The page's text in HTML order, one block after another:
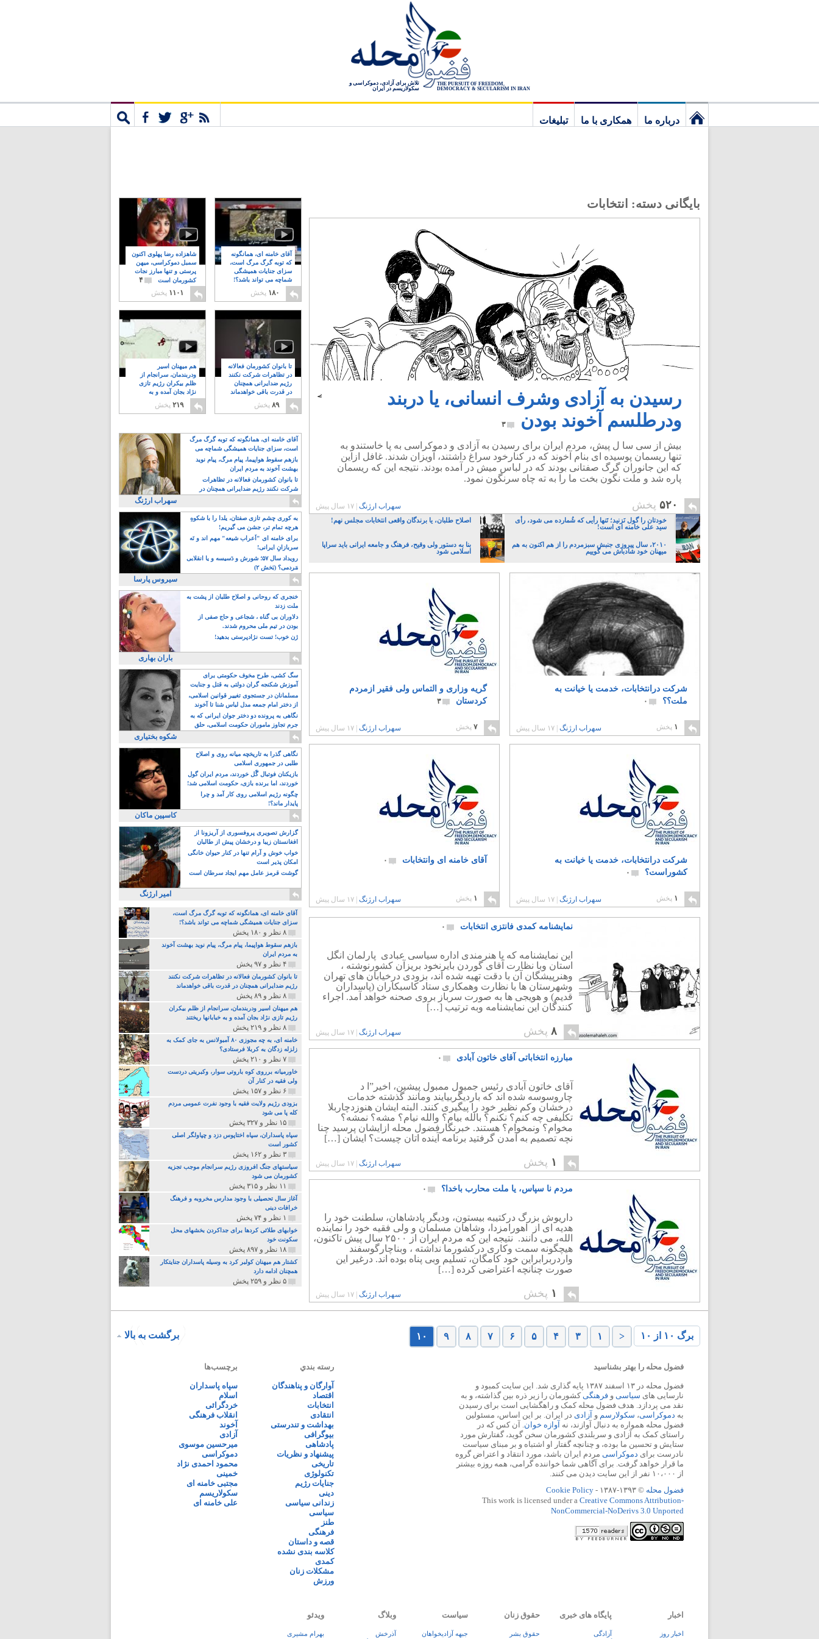
THE PURSUIT OF FREEDOM,
DEMOCRACY & SECULARISM IN IRAN
تلاش برای آزادی، دموکراسی و
سکولاریسم در ایران
درباره ما همکاری با ما
تبلیغات
بایگانی دسته: انتخابات
رسیدن به آزادی وشرف انسانی، یا دربند
ودرطلسم آخوند بودن
۳
بیش از سی سا ل پیش، مردم ایران برای رسیدن به آزادی و دموکراسی به پا خاستندو به
تنها ریسمان پوسیده ای بنام آخوند که در کنارخود سراغ داشتند، آویزان شدند. غافل ازاین
که این جانوران گرگ صفتانی بودند که در لباس میش در آمده بودند. نتیجه این که ریسمان
پاره شد و ملت نگون بخت ما را به ته چاه سرنگون نمود.
۵۲۰ پخش سهراب ارژنگ ۱۷ سال پیش
خودتان را گول نَزنید؛ تَنها رأیی که شُمارده می شود، رأی
سید علی خامنه ای است!
اصلاح طلبان، یا برندگان واقعی انتخابات مجلس نهم!
۲۰۱۰، سال پیروزی جنبش سبزمردم را از هم اکنون به هم
میهنان خود شادباش می گوییم
بنا به دستور ولی وقیح، فرهنگ و جامعه ایرانی باید سراپا
اسلامی شود
شرکت درانتخابات، خدمت یا خیانت به
ملت؟؟
۰
۱ پخش سهراب ارژنگ |۱۷ سال پیش
گریه وزاری و التماس ولی فقیر ازمردم
کردستان
۳
۷پخش سهراب ارژنگ ۱۷ سال پیش
شرکت درانتخابات، خدمت یا خیانت به
کشوراست؟
۰
۱ پخش سهراب ارژنگ |۱۷ سال پیش
آقای خامنه ای وانتخابات ۰
۱ پخش سهراب ارژنگ ۱۷ سال پیش
نمایشنامه کمدی فانتزی انتخابات ۰
این نمایشنامه که با هنرمندی اداره سیاسی عبادی پارلمان انگل
استان وبا نظارت آقای گوردن بایرنخود بریزآن کشورنوشته ،
وهنرپیشگان آن با دقت تهیه شده اند، بزودی درخیابان های تهران
وشهرستان ها با نظارت وهمکاری ستاد کاسبکاران (پاسداران
قدیم) و هویجی ها به صورت سرباز بروی صحنه خواهد آمد. اجراء
کنندگان این نمایشنامه وبه ترتیب […]
۸ پخش سهراب ارژنگ ۱۷ سال پیش
مبارزه انتخاباتی آقای خاتون آبادی ۰
آقای خاتون آبادی رئیس جمبول ممبول پیشین، اخیر”ا د
چاروسوسه شده اند که باردیگربیایند ومانند گذشته خدمات
درخشان وکم نظیر خود را پیگیری کنند. البته ایشان هنوزدچاربلا
تکلیفی چه کنم؟ نکنم؟ بالله بیام؟ والله نیام؟ مشه؟ نمشه؟
مخوام؟ ونمخوام؟ هستند. خبرنگارفضول محله ازایشان پرسید چنا
نچه تصمیم به آمدن گرفتید برنامه آینده اتان چیست؟ ایشان […]
۱ پخش سهراب ارژنگ ۱۷ سال پیش
مردم نا سپاس، یا ملت محارب باخدا؟ ۰
داریوش بزرگ درکتیبه بیستون، ودیگر پادشاهان، سلطنت خود را
هدیه ای از اهورامزدا، وشاهان مسلمان و ولی فقیه خود را نماینده
الله، می دانند. نتیجه این که مردم ایران از ۲۵۰۰ سال پیش تاکنون،
هیچگونه سمت وکاری درکشورما نداشته ، وبناچارگوسفند
واردربرابراین خود کامگان، تسلیم وبی پناه بوده اند. درغیر این
صورت چنانچه اعتراضی کرده […]
۱ پخش سهراب ارژنگ ۱۷ سال پیش
شاهزاده رضا پهلوی اکنون
سمبل دموکراسی، میهن
پرستی و تنها مبارز نجات
کشورمان است
۴
۱۱۰۱ پخش
آقای خامنه ای، همانگونه
که توبه گرگ مرگ است،
سزای جنایات همیشگی
شماچه می تواند باشد؟!
۸
۱۸۰ پخش
هم میهنان اسیر
ودربندمان، سرانجام از
ظلم بیکران رژیم تازی
نژاد بجان آمده و به
۲۱۹ پخش
تا بانوان کشورمان فعالانه
در تظاهرات شرکت نکنند
رژیم ضدایرانی همچنان
در قدرت باقی خواهدماند
۸
۸۹ پخش
آقای خامنه ای، همانگونه که توبه گرگ مرگ
است، سزای جنایات همیشگی شماچه می
تواند باشد؟!
بازهم سقوط هواپیما، پیام مرگ، پیام نوید
بهشت آخوند به مردم ایران
تا بانوان کشورمان فعالانه در تظاهرات
شرکت نکنند رژیم ضدایرانی همچنان در
قدرت باقی خواهدماند
سهراب ارژنگ
به کوری چشم تازی صفتان، یلدا را با شکوهِ
هرچه تمام تر، جشن می گیریم!
برای خامنه ای "اَعراب شیعه" مهم اند و نَه
سربازانِ ایرانی!
رویداد سال ۵۷؛ شورش و دَسیسه و یا انقلابی
مَردمی؟ (بَخش ۲)
سیروس پارسا
خنجری که روحانی و اصلاح طلبان از پشت به
ملت زدند
دلاوران بی گناه ، شجاعی و حاج صفی از
بودن در تیم ملی محروم شدند.
ژن خوب! تست نژادپرستی بدهید!
باران بهاری
سگ کشی، طرح مخوف حکومتی برای
آموزش شکنجه گران دولتی به قتل و جنایت
بیشتر
مسلمانان در جستجوی تغییر قوانین اسلامی،
از دختر امام جمعه مدل لباس شنا تا آخوند
مسلمان همجنسگرا!
نگاهی به پرونده دو دختر جوان ایرانی که به
جرم تجاوز ماموران حکومت اسلامی، حلق
آویز شدند!
شکوه بختیاری
نگاهی گذرا به تاریخچه میانه روی و اصلاح
طلبی در جمهوری اسلامی
بازیکنان فوتبال گًل خوردند، مردم ایران گول
خوردند، اما برنده بازی، حکومت اسلامی شد!
چگونه رژیم اسلامی روی کار آمد و چرا
پایدار ماند؟!
کاسپین ماکان
گزارش تصویری پروفسوری از آریزونا از
افغانستان زیبا و درخشان پیش از طالبان
خواب خوش و آرام تنها در کنار حیوان خانگی
امکان پذیر است
گوشت قرمز عامل مهم ایجاد سرطان است
امیر ارژنگ
آقای خامنه ای، همانگونه که توبه گرگ مرگ است،
سزای جنایات همیشگی شماچه می تواند باشد؟!
۸ نظر و ۱۸۰ پخش
بازهم سقوط هواپیما، پیام مرگ، پیام نوید بهشت آخوند
به مردم ایران
۴ نظر و ۹۷ پخش
تا بانوان کشورمان فعالانه در تظاهرات شرکت نکنند
رژیم ضدایرانی همچنان در قدرت باقی خواهدماند
۸ نظر و ۸۹ پخش
هم میهنان اسیر ودربندمان، سرانجام از ظلم بیکران
رژیم تازی نژاد بجان آمده و به خبابانها ریختند
۸ نظر و ۲۱۹ پخش
خامنه ای، به چه مجوزی ۸۰ آمبولانس به جای کمک به
زلزله زدگان به کربلا فرستادی؟
۷ نظر و ۲۱۰ پخش
خاورمیانه برروی کوه باروتی سوار، وکبریتی دردست
ولی فقیه در کنار آن
۶ نظر و ۱۵۷ پخش
بزودی رژیم ولایت فقیه با وجود نفرت عمومی مردم
کله پا می شود
۱۵ نظر و ۳۲۷ پخش
سپاه پاسداران، سپاه اختاپوس دزد و چپاولگر اصلی
کشور است
۳ نظر و ۱۶۲ پخش
سیاستهای جنگ افروزی رژیم سرانجام موجب تجزیه
کشورمان می شود
۱۱ نظر و ۳۱۵ پخش
آغاز سال تحصیلی با وجود مدارس مخروبه و فرهنگ
خرافات دینی
۱ نظر و ۷۴ پخش
خوابهای طلائی کردها برای جداکردن بخشهای محل
سکونت خود
۱۸ نظر و ۸۹۷ پخش
کشتار هم میهنان کولبر کرد به وسیله پاسداران جنایتکار
همچنان ادامه دارد
۵ نظر و ۲۵۹ پخش
برگ ۱۰ از ۱۰ < ۱ ۳ ۴ ۵ ۶ ۷ ۸ ۹ ۱۰ برگشت به بالا
فضول محله را بهتر بشناسید
فضول محله در ۱۳ اسفند ۱۳۸۷ پایه گذاری شد. این سایت کمبود و
نارسایی های سیاسی و فرهنگیکشورمان را زیر ذره بین گذاشته، و به
نقد می پردازد. هدف فضول محله کمک و راهگشایی است برای رسیدن
به دموکراسی، سکولارسم و آزادی در ایران. بر این اساس، مسئولین
فضول محله همواره به دنبال آوازند، نه آوازه خوان. آن کس که در
راستای کمک به آزادی و سربلندی کشورمان سخن گوید، گفتارش مورد
ستایش و تحسین ما بوده، و چنانچه گفتار او اشتباه و بر مبنای سیاست
نادرست برای دموکراسی مردم ایران باشد، مورد انتقاد و اعتراض گروه
ما قرار خواهد گرفت. برای آگاهی شما خواننده گرامی، همه روزه بیشتر
از ۱۰،۰۰۰ نفر از این سایت دیدن می کنند.
فضول محله © ۱۳۹۳-۱۳۸۷ -
Cookie Policy
This work is licensed under a Creative Commons Attribution-
NonCommercial-NoDerivs 3.0 Unported
رسته بندي
آوارگان و پناهندگان
اقتصاد
انتخابات
انتقادی
بهداشت و تندرستی
بیوگرافی
پادشاهی
پیشنهاد و نظریات
تاریخی
تکنولوژی
جنایات رژیم
دینی
زندانی سیاسی
سیاسی
طنز
فرهنگی
قصه و داستان
کلاسه بندی نشده
کمدی
مشکلات زنان
ورزش
برچسب‌ها
سپاه پاسداران
اسلام
خردگرائی
انقلاب فرهنگی
آخوند
آزادی
میرحسین موسوی
دموکراسی
محمود احمدی نژاد
خمینی
مجتبی خامنه ای
سکولاریسم
علی خامنه ای
اخبار
اخبار روز
پایگاه های خبری
آزادگی
حقوق زنان
حقوق بشر
سیاست
جبهه آزادیخواهان
وبلاگ
آذرخش
ویدئو
بهرام مشیری